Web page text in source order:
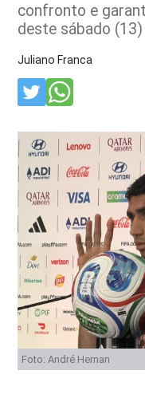
confronto e
deste sábado (13)
Juliano Franca
Foto: André Hernan